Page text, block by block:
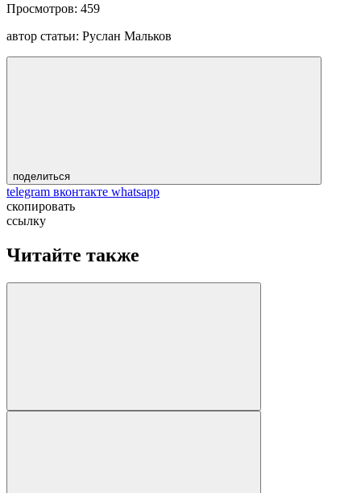
Просмотров: 459
автор статьи: Руслан Мальков
поделиться
telegram вконтакте whatsapp
скопировать
ссылку
Читайте также